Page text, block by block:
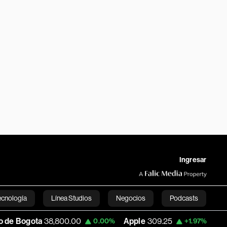
Ingresar
Línea Studios Negocios Podcasts
English
38,800.00 0.00% Apple 309.25 +1.97% USD COP